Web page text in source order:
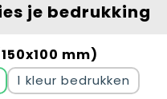
je bedrukking
mm)
1